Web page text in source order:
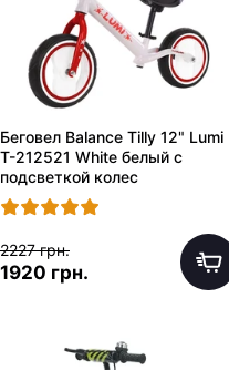
Беговел Balance Tilly 12" Lumi
T-212521 White белый с
подсветкой колес
2227 грн.
1920 грн.